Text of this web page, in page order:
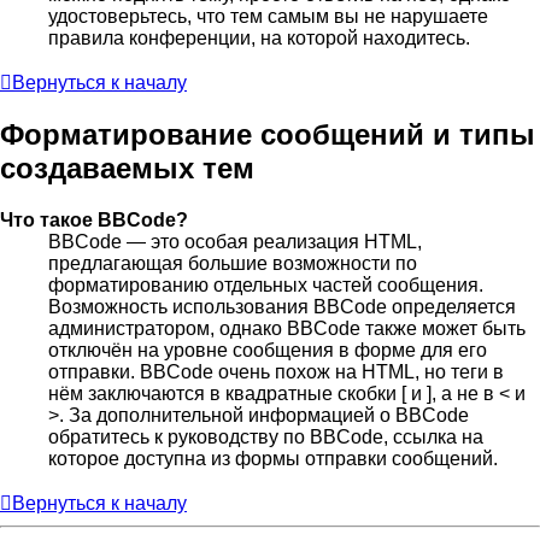
удостоверьтесь, что тем самым вы не нарушаете
правила конференции, на которой находитесь.
Вернуться к началу
Форматирование сообщений и типы
создаваемых тем
Что такое BBCode?
BBCode — это особая реализация HTML,
предлагающая большие возможности по
форматированию отдельных частей сообщения.
Возможность использования BBCode определяется
администратором, однако BBCode также может быть
отключён на уровне сообщения в форме для его
отправки. BBCode очень похож на HTML, но теги в
нём заключаются в квадратные скобки [ и ], а не в < и
>. За дополнительной информацией о BBCode
обратитесь к руководству по BBCode, ссылка на
которое доступна из формы отправки сообщений.
Вернуться к началу